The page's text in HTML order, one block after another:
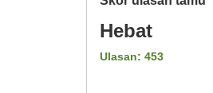
Hebat
Ulasan: 453